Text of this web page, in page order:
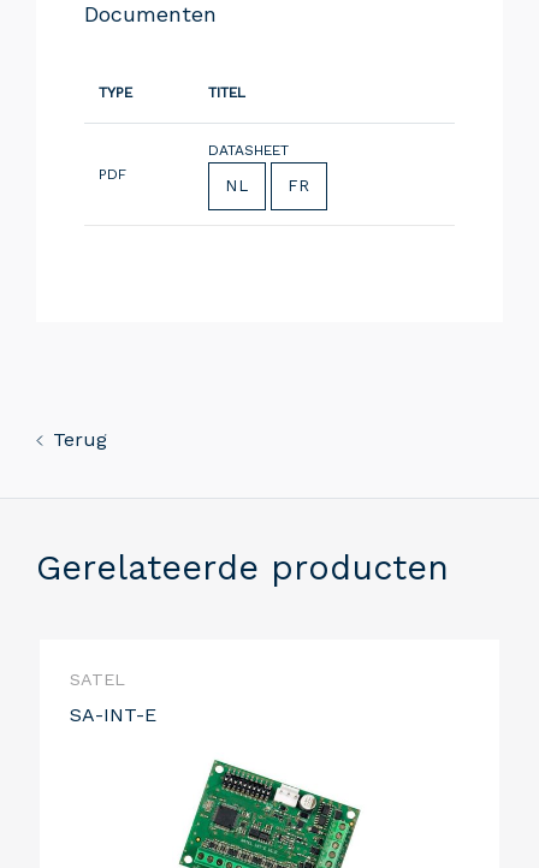
Documenten
TYPE TITEL
PDF
DATASHEET
NL FR
Terug
Gerelateerde producten
SATEL
SA-INT-E